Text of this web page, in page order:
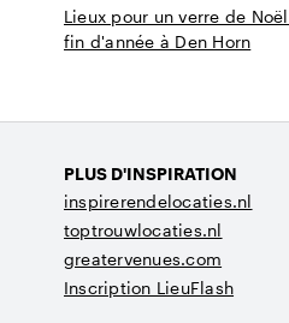
Lieux pour un verre de
fin d'année à Den Horn
PLUS D'INSPIRATION
inspirerendelocaties.nl
toptrouwlocaties.nl
greatervenues.com
Inscription LieuFlash